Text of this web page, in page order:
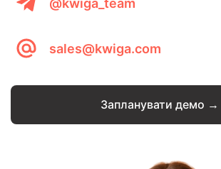
sales@kwiga.com
Запланувати демо →